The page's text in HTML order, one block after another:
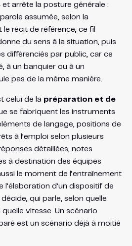
arrête la posture générale :
assumée, selon la
récit de référence, ce fil
du sens à la situation, puis
différenciés par public, car ce
à un banquier ou à un
pas de la même manière.
celui de la préparation et de
se fabriquent les instruments
de langage, positions de
à l’emploi selon plusieurs
détaillées, notes
à destination des équipes
le moment de l’entraînement
d’un dispositif de
qui parle, selon quelle
vitesse. Un scénario
est un scénario déjà à moitié